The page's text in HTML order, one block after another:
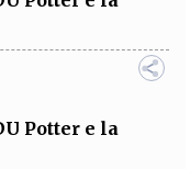
Potter e la